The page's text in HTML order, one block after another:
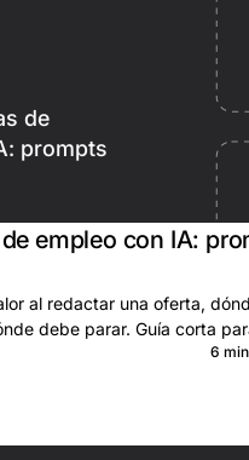
de
prompts
empleo con IA:
al redactar una oferta,
debe parar. Guía corta
en pymes.
6